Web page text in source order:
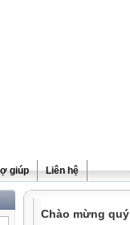
giúp Liên hệ
Chào mừng